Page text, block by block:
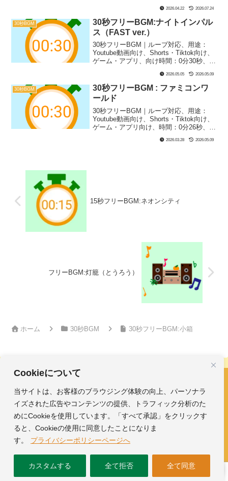
Cookieについて
当サイトは、お客様のブラウジング体験の向上、パーソナラ
イズされた広告やコンテンツの提供、トラフィック分析のた
めにCookieを使用しています。「すべて承認」をクリックす
ると、Cookieの使用に同意したことになりま
す。
プライバシーポリシーページへ
カスタムする 全て拒否 全て同意
ン、ジャンル：ゆったり、おしゃれ、楽
器：ピアノ、ストリングス、シンセサイ
ザー｜30秒BGM第13弾！北欧のバラード
をイメージした楽曲です！感動のシーン
や異世界、孤独、寂しいシーンにぴった
り！ちなみに、曲名の『レイザル・スチ
ャルナ』は、古ノルド語で『導きの星』
2026.04.22 2026.07.24
30秒BGM
30秒フリーBGM:ナイトインパル
ス（FAST ver.）
30秒フリーBGM｜ループ対応、用途：
Youtube動画向け、Shorts・Tiktok向け、
ゲーム・アプリ、向け時間：0分30秒、
るい、みらい、楽器：シンセサイザー、
ギター｜30秒BGM第18弾！第17弾の原曲
よりもBPMを上げました！デジタルっぽ
いクールなバトル向けBGMです！緊迫系
の戦闘シーンやゲーム実況の盛り上がり
にぴったり！
2026.05.05 2026.05.09
30秒BGM
30秒フリーBGM : ファミコンワ
ールド
30秒フリーBGM｜ループ対応、用途：
Youtube動画向け、Shorts・Tiktok向け、
ゲーム・アプリ向け、時間：0分26秒、
い、楽器：シンセサイザー、レトロ｜30
2026.03.28 2026.05.09
15秒フリーBGM:ネオンシティ
フリーBGM:灯籠（とうろう）
ホーム 30秒BGM 30秒フリーBGM:小箱
フリーBGM・効果音｜みかんのおんがくひろば
ホーム
おんがく素材
ガイド